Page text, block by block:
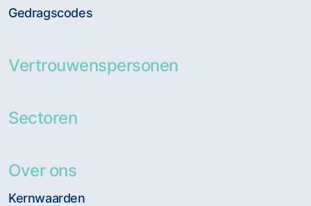
Gedragscodes
Vertrouwenspersonen
Sectoren
Over ons
Kernwaarden